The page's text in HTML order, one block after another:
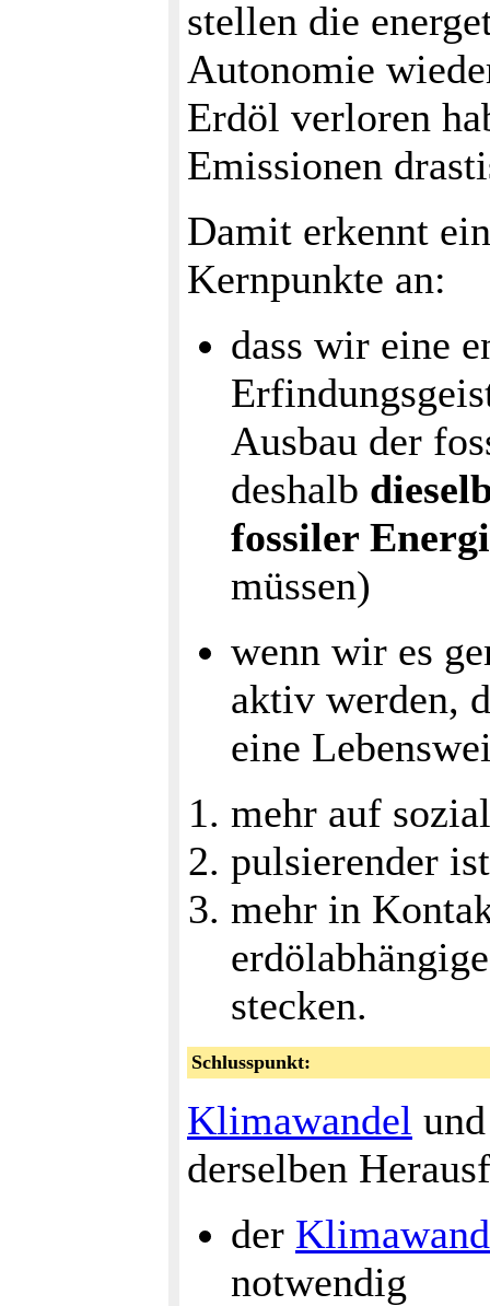
stellen die
Autonomie
Erdöl verloren
Emissionen
Damit erkennt
Kernpunkte an:
dass wir eine
Ausbau der
deshalb
fossiler
müssen)
wenn wir es
aktiv werden,
eine
mehr auf
pulsierender ist
mehr in
stecken.
Schlusspunkt:
Klimawandel
derselben
der
notwendig